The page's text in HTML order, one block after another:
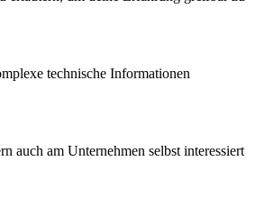
technische Informationen
auch am Unternehmen selbst interessiert